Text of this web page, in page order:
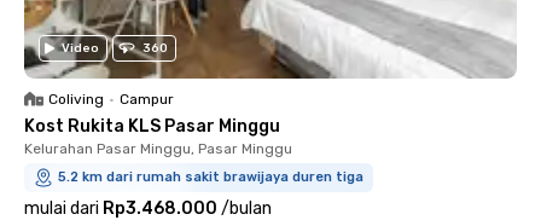
Video 360
Coliving • Campur
Kost Rukita KLS Pasar Minggu
Kelurahan Pasar Minggu, Pasar Minggu
5.2 km dari rumah sakit brawijaya duren tiga
mulai dari Rp3.468.000 /bulan